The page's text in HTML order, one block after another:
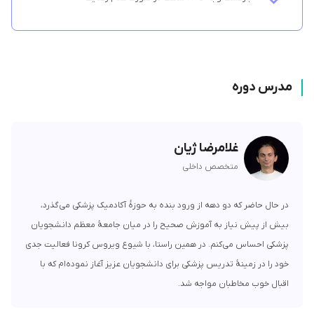
نحوه بخش بندی مطالب چجوریه؟
صورت میکروآموزش در اختیارتون قرار میگیره، هر یک از سرفصل ها ویدیو
بخش های مورد نیاز خودتون رو ببینید و وقتتون تلف نشه
نحوه تدریس چجوریه؟
مدرس دوره
غلامرضا ژیان
متخصص داخلی
در حال حاضر که دو دهه از ورود بنده به حوزۀ آکادمیک پزشکی می‌گذرد،
بیش از پیش نیاز به آموزش صحیح را در میان جامعۀ معظم دانشجویان
پزشکی احساس می‌کنم. در همین راستا، با شیوع ویروس کرونا فعالیت جدی
خود را در زمینۀ تدریس پزشکی برای دانشجویان عزیز آغاز نموده‌ام که با
اقبال خوب مخاطبان مواجه شد.